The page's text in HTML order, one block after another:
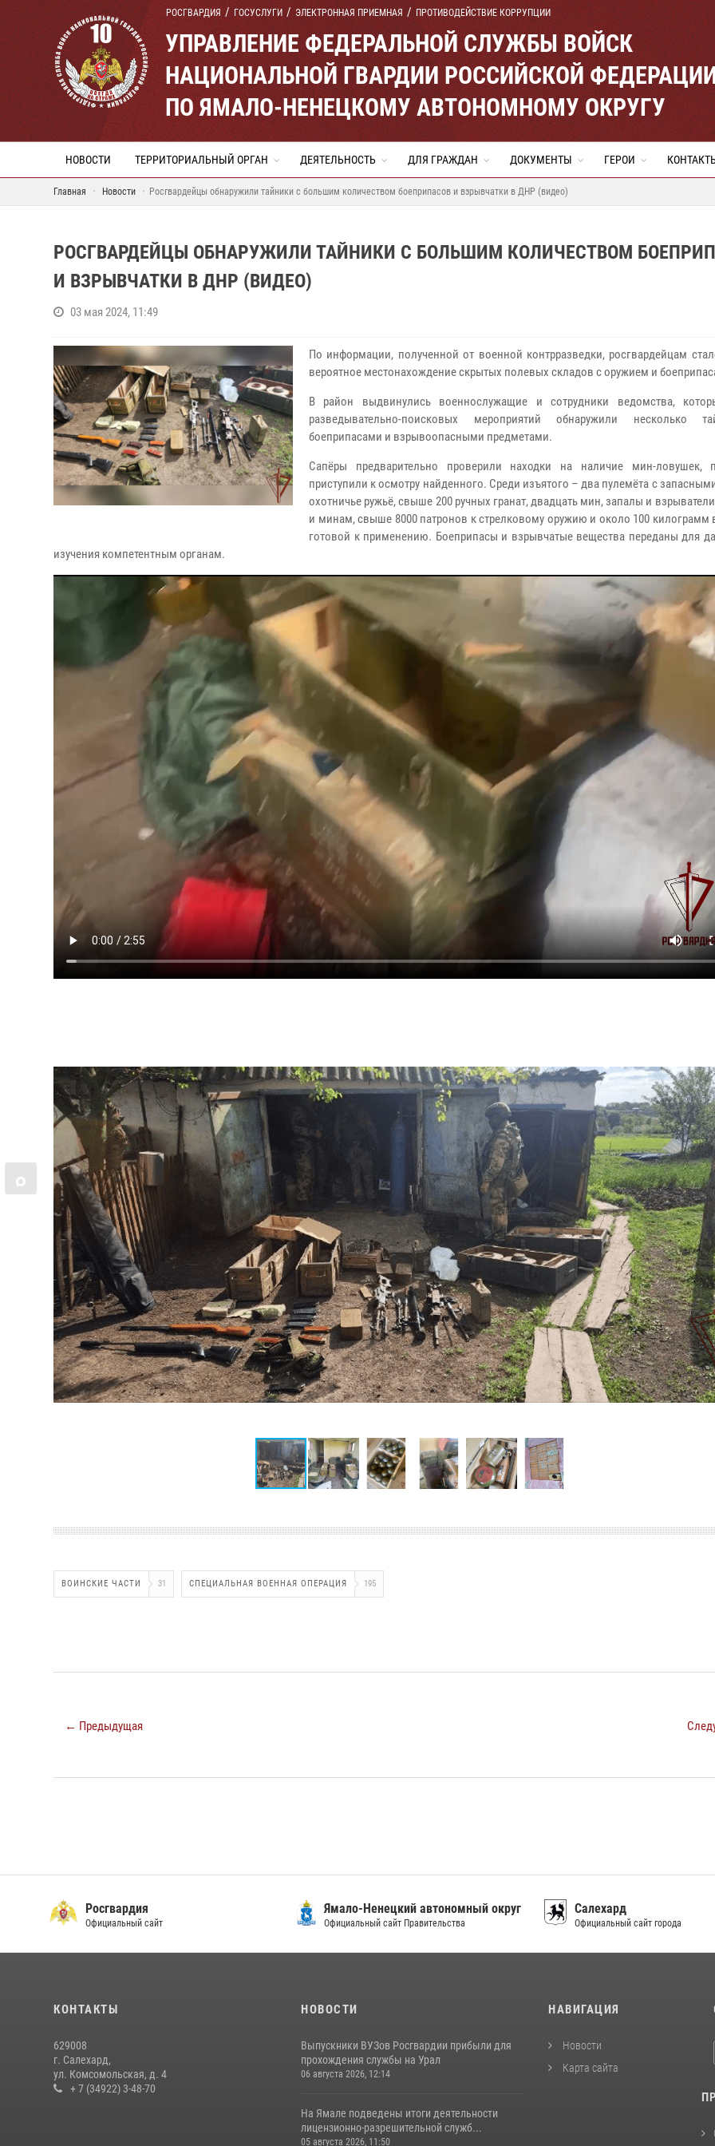
РОСГВАРДИЯ ГОСУСЛУГИ ЭЛЕКТРОННАЯ ПРИЕМНАЯ ПРОТИВОДЕЙСТВИЕ КОРРУПЦИИ
УПРАВЛЕНИЕ ФЕДЕРАЛЬНОЙ СЛУЖБЫ ВОЙСК
НАЦИОНАЛЬНОЙ ГВАРДИИ РОССИЙСКОЙ
ПО ЯМАЛО-НЕНЕЦКОМУ АВТОНОМНОМУ ОКРУГУ
НОВОСТИ ТЕРРИТОРИАЛЬНЫЙ ОРГАН ДЕЯТЕЛЬНОСТЬ ДЛЯ ГРАЖДАН ДОКУМЕНТЫ ГЕРОИ
Главная Новости Росгвардейцы обнаружили тайники с большим количеством боеприпасов и взрывчатки в ДНР (видео)
РОСГВАРДЕЙЦЫ ОБНАРУЖИЛИ ТАЙНИКИ С БОЛЬШИМ КОЛИЧЕСТВОМ
И ВЗРЫВЧАТКИ В ДНР (ВИДЕО)
03 мая 2024, 11:49
По информации, полученной от военной контрразведки, росгвардейцам
вероятное местонахождение скрытых полевых складов с оружием и
В район выдвинулись военнослужащие и сотрудники ведомства,
разведывательно-поисковых мероприятий обнаружили несколько
боеприпасами и взрывоопасными предметами.
Сапёры предварительно проверили находки на наличие мин-ловушек,
приступили к осмотру найденного. Среди изъятого – два пулемёта с
охотничье ружьё, свыше 200 ручных гранат, двадцать мин, запалы и
и минам, свыше 8000 патронов к стрелковому оружию и около 100 килограмм
готовой к применению. Боеприпасы и взрывчатые вещества переданы для
изучения компетентным органам.
ВОИНСКИЕ ЧАСТИ 31 СПЕЦИАЛЬНАЯ ВОЕННАЯ ОПЕРАЦИЯ 195
← Предыдущая
Росгвардия
Официальный сайт
Ямало-Ненецкий автономный округ
Официальный сайт Правительства
Салехард
Официальный сайт города
КОНТАКТЫ
629008
г. Салехард,
ул. Комсомольская, д. 4
+ 7 (34922) 3-48-70
НОВОСТИ
Выпускники ВУЗов Росгвардии прибыли для
прохождения службы на Урал
06 августа 2026, 12:14
На Ямале подведены итоги деятельности
лицензионно-разрешительной служб...
05 августа 2026, 11:50
НАВИГАЦИЯ
Новости
Карта сайта